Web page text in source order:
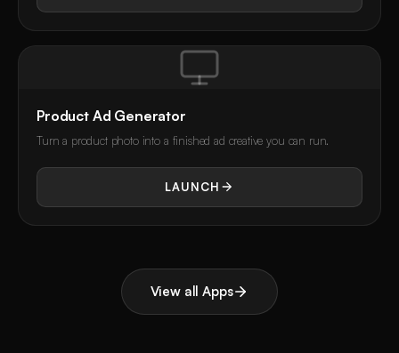
Product Ad Generator
Turn a product photo into a finished ad creative you can run.
LAUNCH
View all Apps